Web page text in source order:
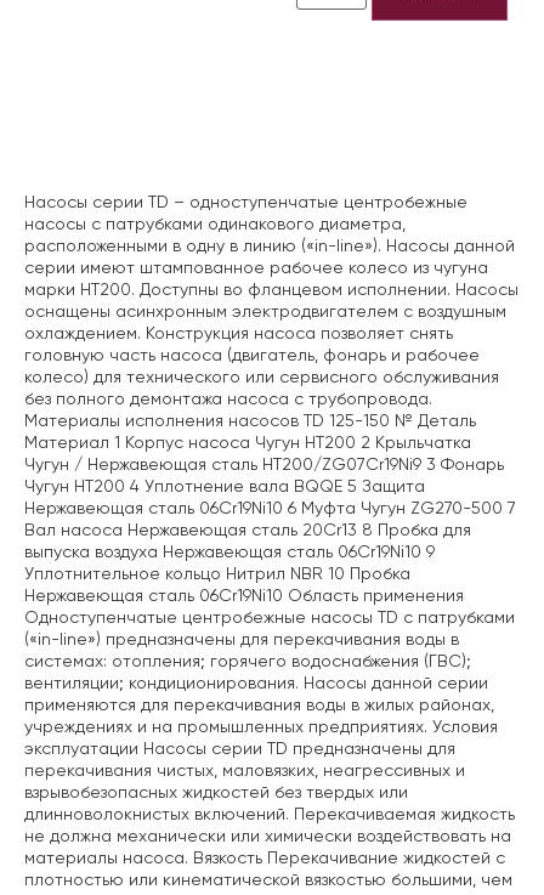
Насосы серии TD – одноступенчатые центробежные
насосы с патрубками одинакового диаметра,
расположенными в одну в линию («in-line»). Насосы данной
серии имеют штампованное рабочее колесо из чугуна
марки НТ200. Доступны во фланцевом исполнении. Насосы
оснащены асинхронным электродвигателем с воздушным
охлаждением. Конструкция насоса позволяет снять
головную часть насоса (двигатель, фонарь и рабочее
колесо) для технического или сервисного обслуживания
без полного демонтажа насоса с трубопровода.
Материалы исполнения насосов TD 125-150 № Деталь
Материал 1 Корпус насоса Чугун HT200 2 Крыльчатка
Чугун / Нержавеющая сталь HT200/ZG07Cr19Ni9 3 Фонарь
Чугун HT200 4 Уплотнение вала BQQE 5 Защита
Нержавеющая сталь 06Cr19Ni10 6 Муфта Чугун ZG270-500 7
Вал насоса Нержавеющая сталь 20Cr13 8 Пробка для
выпуска воздуха Нержавеющая сталь 06Cr19Ni10 9
Уплотнительное кольцо Нитрил NBR 10 Пробка
Нержавеющая сталь 06Cr19Ni10 Область применения
Одноступенчатые центробежные насосы TD с патрубками
(«in-line») предназначены для перекачивания воды в
системах: отопления; горячего водоснабжения (ГВС);
вентиляции; кондиционирования. Насосы данной серии
применяются для перекачивания воды в жилых районах,
учреждениях и на промышленных предприятиях. Условия
эксплуатации Насосы серии TD предназначены для
перекачивания чистых, маловязких, неагрессивных и
взрывобезопасных жидкостей без твердых или
длинноволокнистых включений. Перекачиваемая жидкость
не должна механически или химически воздействовать на
материалы насоса. Вязкость Перекачивание жидкостей с
плотностью или кинематической вязкостью большими, чем